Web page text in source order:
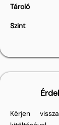
Tároló
Szint
Kérjen